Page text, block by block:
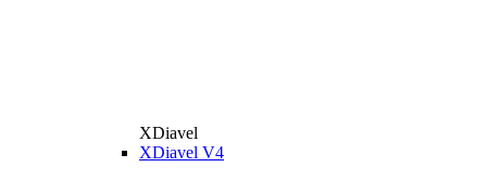
XDiavel
XDiavel V4